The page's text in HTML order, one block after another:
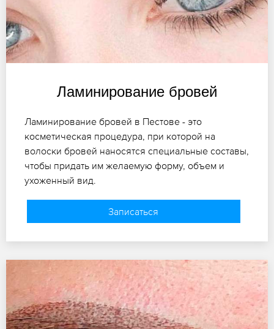
Ламинирование бровей
Ламинирование бровей в Пестове - это
косметическая процедура, при которой на
волоски бровей наносятся специальные составы,
чтобы придать им желаемую форму, объем и
ухоженный вид.
Записаться